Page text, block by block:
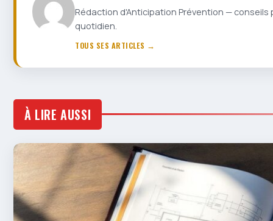
Rédaction d'Anticipation Prévention —
quotidien.
TOUS SES ARTICLES →
À LIRE AUSSI